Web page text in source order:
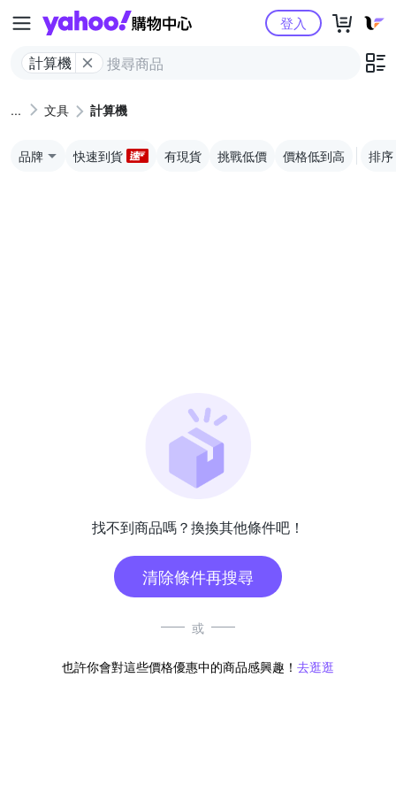
Yahoo購物中心
計算機
登入
文具 計算機
品牌 快速到貨 有現貨 挑戰低價 價格低到高 排序
找不到商品嗎？換換其他條件吧！
清除條件再搜尋
或
也許你會對這些價格優惠中的商品感興趣！ 去逛逛